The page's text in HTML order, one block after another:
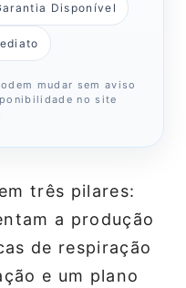
Disponível
mudar sem aviso
no site
três pilares:
a produção
de respiração
e um plano